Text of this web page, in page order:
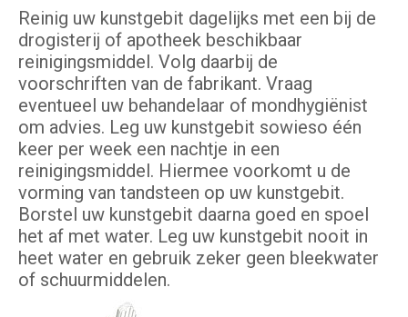
Reinig uw kunstgebit dagelijks met een bij de
drogisterij of apotheek beschikbaar
reinigingsmiddel. Volg daarbij de
voorschriften van de fabrikant. Vraag
eventueel uw behandelaar of mondhygiënist
om advies. Leg uw kunstgebit sowieso één
keer per week een nachtje in een
reinigingsmiddel. Hiermee voorkomt u de
vorming van tandsteen op uw kunstgebit.
Borstel uw kunstgebit daarna goed en spoel
het af met water. Leg uw kunstgebit nooit in
heet water en gebruik zeker geen bleekwater
of schuurmiddelen.